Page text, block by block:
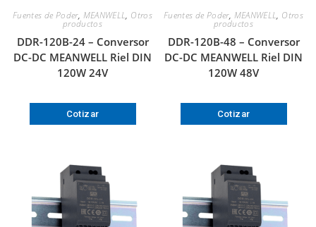
Fuentes de Poder, MEANWELL, Otros
productos
DDR-120B-24 – Conversor
DC-DC MEANWELL Riel DIN
120W 24V
Cotizar
Fuentes de Poder, MEANWELL, Otros
productos
DDR-120B-48 – Conversor
DC-DC MEANWELL Riel DIN
120W 48V
Cotizar